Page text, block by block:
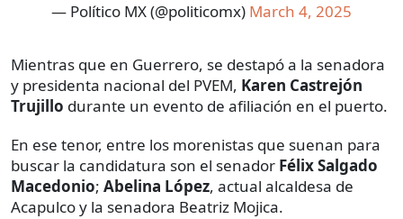
— Político MX (@politicomx) March 4, 2025
Mientras que en Guerrero, se destapó a la senadora
y presidenta nacional del PVEM, Karen Castrejón
Trujillo durante un evento de afiliación en el puerto.
En ese tenor, entre los morenistas que suenan para
buscar la candidatura son el senador Félix Salgado
Macedonio; Abelina López, actual alcaldesa de
Acapulco y la senadora Beatriz Mojica.